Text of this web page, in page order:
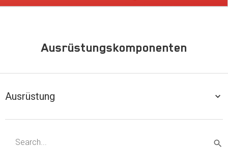
Ausrüstungskomponenten
Ausrüstung